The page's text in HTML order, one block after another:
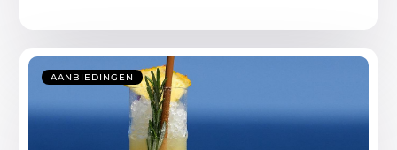
AANBIEDINGEN